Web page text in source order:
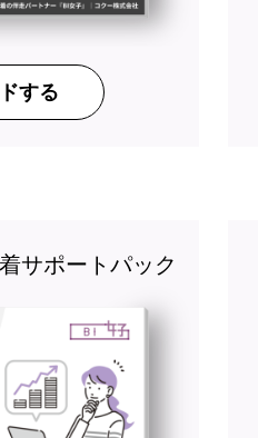
する
サポートパック